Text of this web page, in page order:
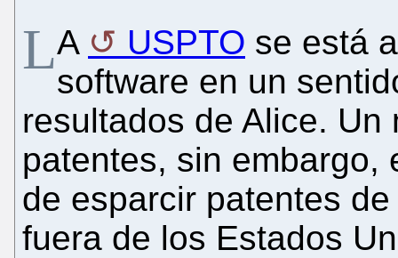
LA USPTO se está
software en un
resultados de Alice.
patentes, sin embargo,
de esparcir patentes
fuera de los Estados